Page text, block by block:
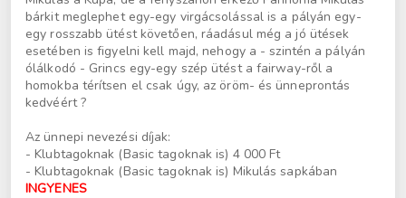
bárkit meglephet egy-egy virgácsolással is a pályán egy-
egy rosszabb ütést követően, ráadásul még a jó ütések
esetében is figyelni kell majd, nehogy a - szintén a pályán
ólálkodó - Grincs egy-egy szép ütést a fairway-ről a
homokba térítsen el csak úgy, az öröm- és ünneprontás
kedvéért ?
Az ünnepi nevezési díjak:
- Klubtagoknak (Basic tagoknak is) 4 000 Ft
- Klubtagoknak (Basic tagoknak is) Mikulás sapkában
INGYENES